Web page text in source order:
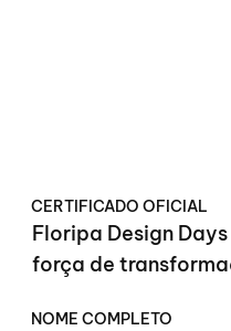
CERTIFICADO OFICIAL
Floripa Design
força de
NOME COMPLETO